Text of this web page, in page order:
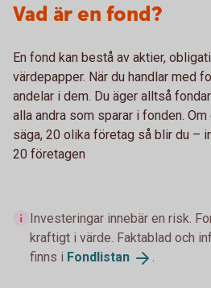
Vad är en fond?
En fond kan bestå av aktier,
värdepapper. När du handlar med
andelar i dem. Du äger alltså
alla andra som sparar i fonden.
säga, 20 olika företag så blir du –
20 företagen
Investeringar innebär en risk.
kraftigt i värde. Faktablad och
finns i Fondlistan .